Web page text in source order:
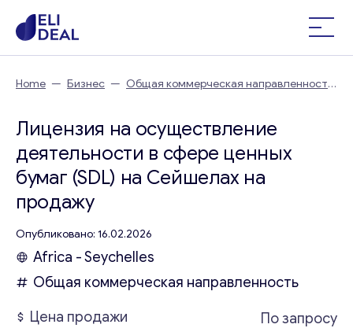
Home — Бизнес — Общая коммерческая направленность
Лицензия на осуществление
деятельности в сфере ценных
бумаг (SDL) на Сейшелах на
продажу
Опубликовано: 16.02.2026
Africa - Seychelles
Общая коммерческая направленность
Цена продажи
По запросу